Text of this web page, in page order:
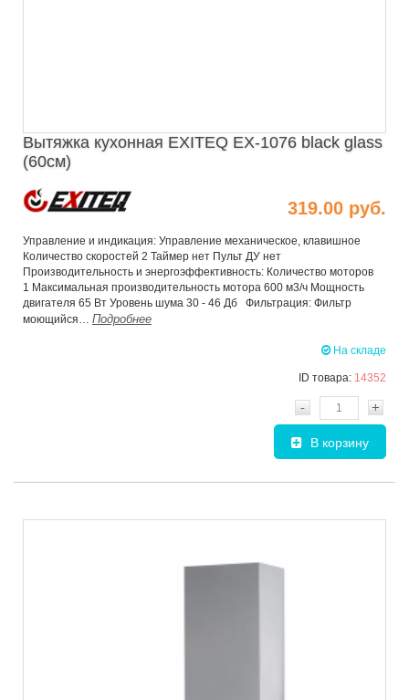
Вытяжка кухонная EXITEQ EX-1076 black glass
(60см)
319.00 руб.
Управление и индикация: Управление механическое, клавишное
Количество скоростей 2 Таймер нет Пульт ДУ нет
Производительность и энергоэффективность: Количество моторов
1 Максимальная производительность мотора 600 м3/ч Мощность
двигателя 65 Вт Уровень шума 30 - 46 Дб Фильтрация: Фильтр
моющийся… Подробнее
На складе
ID товара: 14352
- +
В корзину